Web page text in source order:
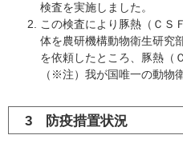
検査を実施しました。
この検査により豚熱（ＣＳ
体を農研機構動物衛生研究
を依頼したところ、豚熱（
（※注）我が国唯一の動物
3 防疫措置状況